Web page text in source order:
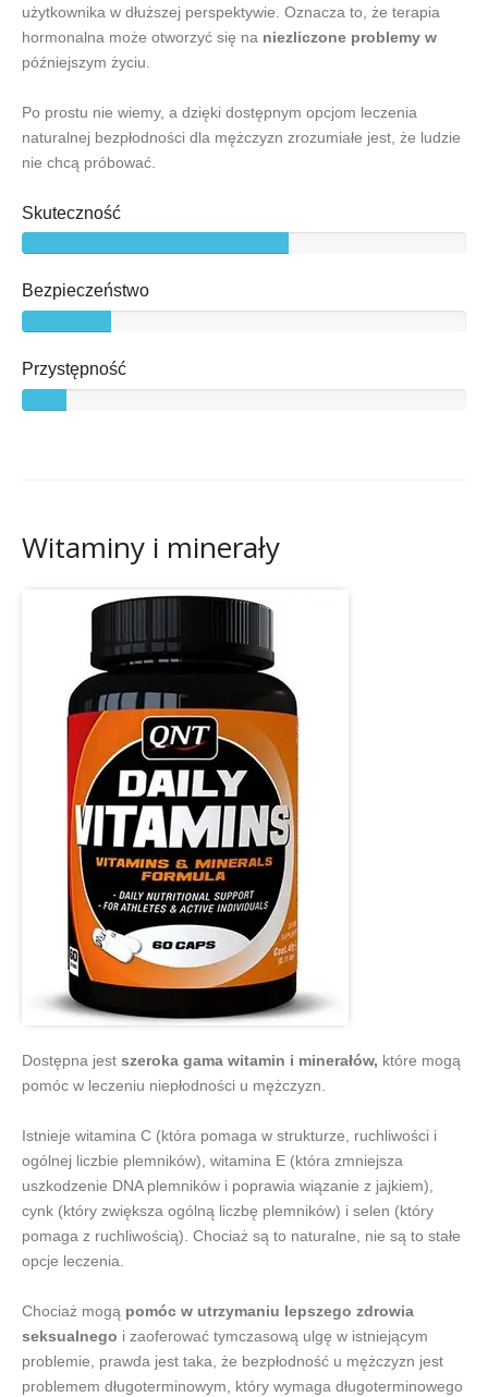
użytkownika w dłuższej perspektywie. Oznacza to, że terapia
hormonalna może otworzyć się na niezliczone problemy w
późniejszym życiu.
Po prostu nie wiemy, a dzięki dostępnym opcjom leczenia
naturalnej bezpłodności dla mężczyzn zrozumiałe jest, że ludzie
nie chcą próbować.
Skuteczność
Bezpieczeństwo
Przystępność
Witaminy i minerały
Dostępna jest szeroka gama witamin i minerałów, które mogą
pomóc w leczeniu niepłodności u mężczyzn.
Istnieje witamina C (która pomaga w strukturze, ruchliwości i
ogólnej liczbie plemników), witamina E (która zmniejsza
uszkodzenie DNA plemników i poprawia wiązanie z jajkiem),
cynk (który zwiększa ogólną liczbę plemników) i selen (który
pomaga z ruchliwością). Chociaż są to naturalne, nie są to stałe
opcje leczenia.
Chociaż mogą pomóc w utrzymaniu lepszego zdrowia
seksualnego i zaoferować tymczasową ulgę w istniejącym
problemie, prawda jest taka, że bezpłodność u mężczyzn jest
problemem długoterminowym, który wymaga długoterminowego